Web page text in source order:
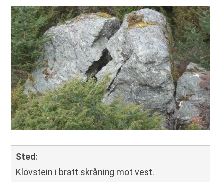
Sted :
Klovstein i bratt skråning mot vest.